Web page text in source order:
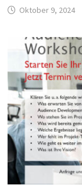
Oktober 9, 2024